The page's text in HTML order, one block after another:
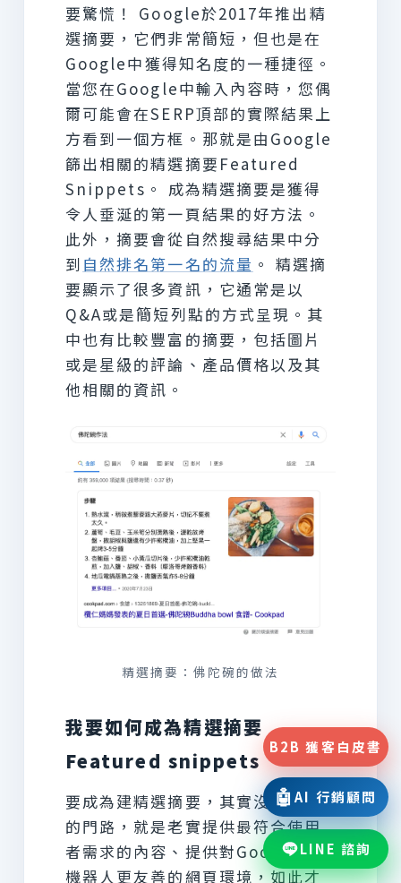
要驚慌！ Google於2017年推出精
選摘要，它們非常簡短，但也是在
Google中獲得知名度的一種捷徑。
當您在Google中輸入內容時，您偶
爾可能會在SERP頂部的實際結果上
方看到一個方框。那就是由Google
篩出相關的精選摘要Featured
Snippets。 成為精選摘要是獲得
令人垂涎的第一頁結果的好方法。
此外，摘要會從自然搜尋結果中分
到 自然排名第一名的流量 。 精選摘
要顯示了很多資訊，它通常是以
Q&A或是簡短列點的方式呈現。其
中也有比較豐富的摘要，包括圖片
或是星級的評論、產品價格以及其
他相關的資訊。
精選摘要：佛陀碗的做法
我要如何成為精選摘要
Featured snippets
要成為建精選摘要，其實沒有特別
的門路，就是老實提供最符合使用
者需求的內容、提供對Google搜爬
機器人更友善的網頁環境，如此才
🤖AI 行銷顧問
LINE 諮詢
B2B 獲客白皮書